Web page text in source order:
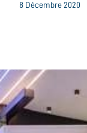
8 Décembre 2020